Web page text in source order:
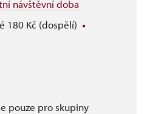
návštěvní doba
180 Kč (dospělí)
pouze pro skupiny